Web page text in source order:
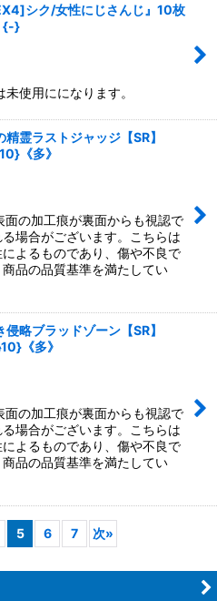
シク/女性にじさんじ』10枚
{-}
使用にになります。
精霊ラストジャッジ【SR】
《多》
面の加工痕が裏面からも視認で
場合がございます。こちらは
よるものであり、傷や不良で
品の品質基準を満たしてい
侵略ブラッドゾーン【SR】
《多》
面の加工痕が裏面からも視認で
場合がございます。こちらは
よるものであり、傷や不良で
品の品質基準を満たしてい
5 6 7 次»